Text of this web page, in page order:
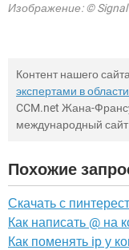
Изображение: © Signal
Контент нашего
экспертами в
CCM.net Жана-
международный сайт
Похожие
Скачать с
Как написать @ на
Как поменять ip у